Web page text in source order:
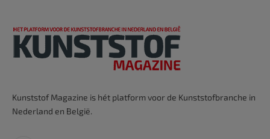
Kunststof Magazine is hét platform voor de Kunststofbranche in
Nederland en België.